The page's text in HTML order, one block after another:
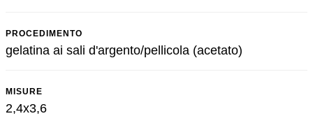
PROCEDIMENTO
gelatina ai sali d'argento/pellicola (acetato)
MISURE
2,4x3,6